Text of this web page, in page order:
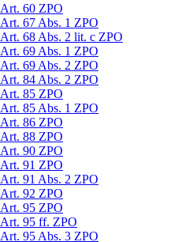
Art. 60 ZPO
Art. 67 Abs. 1 ZPO
Art. 68 Abs. 2 lit. c ZPO
Art. 69 Abs. 1 ZPO
Art. 69 Abs. 2 ZPO
Art. 84 Abs. 2 ZPO
Art. 85 ZPO
Art. 85 Abs. 1 ZPO
Art. 86 ZPO
Art. 88 ZPO
Art. 90 ZPO
Art. 91 ZPO
Art. 91 Abs. 2 ZPO
Art. 92 ZPO
Art. 95 ZPO
Art. 95 ff. ZPO
Art. 95 Abs. 3 ZPO